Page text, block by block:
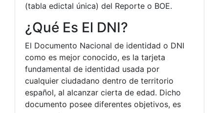
(tabla edictal única) del Reporte o BOE.
¿Qué Es El DNI?
El Documento Nacional de identidad o DNI
como es mejor conocido, es la tarjeta
fundamental de identidad usada por
cualquier ciudadano dentro de territorio
español, al alcanzar cierta de edad. Dicho
documento posee diferentes objetivos, es